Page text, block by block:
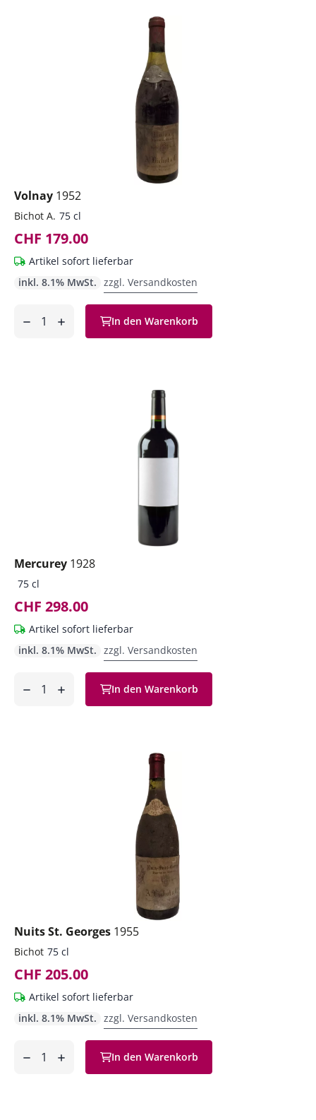
Volnay 1952
Bichot A. 75 cl
CHF 179.00
Artikel sofort lieferbar
inkl. 8.1% MwSt. zzgl. Versandkosten
In den Warenkorb
Mercurey 1928
75 cl
CHF 298.00
Artikel sofort lieferbar
inkl. 8.1% MwSt. zzgl. Versandkosten
In den Warenkorb
Nuits St. Georges 1955
Bichot 75 cl
CHF 205.00
Artikel sofort lieferbar
inkl. 8.1% MwSt. zzgl. Versandkosten
In den Warenkorb